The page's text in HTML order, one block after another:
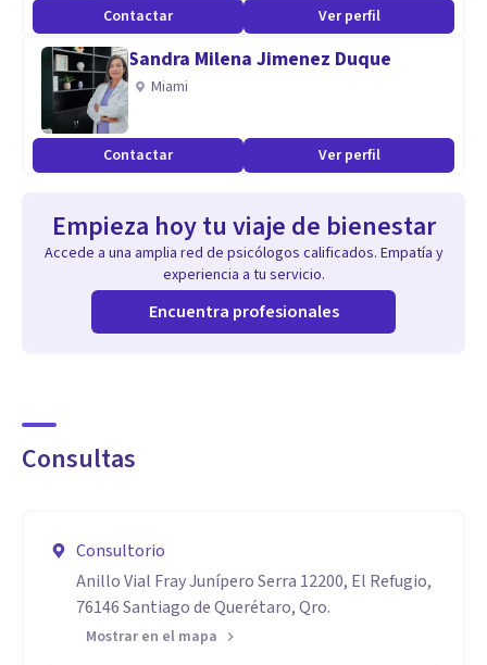
Contactar Ver perfil
Sandra Milena Jimenez Duque
Miami
Contactar Ver perfil
Empieza hoy tu viaje de bienestar
Accede a una amplia red de psicólogos calificados. Empatía y
experiencia a tu servicio.
Encuentra profesionales
Consultas
Consultorio
Anillo Vial Fray Junípero Serra 12200, El Refugio,
76146 Santiago de Querétaro, Qro.
Mostrar en el mapa